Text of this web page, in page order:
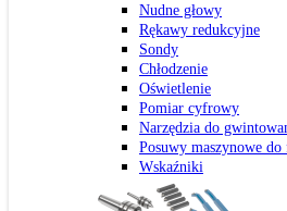
Nudne głowy
Rękawy redukcyjne
Sondy
Chłodzenie
Oświetlenie
Pomiar cyfrowy
Narzędzia do
Posuwy maszynowe do
Wskaźniki